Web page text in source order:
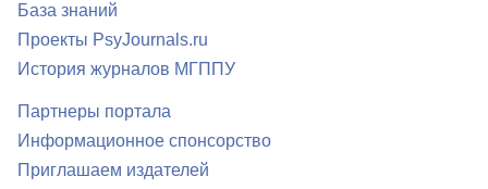
База знаний
Проекты PsyJournals.ru
История журналов МГППУ
Партнеры портала
Информационное спонсорство
Приглашаем издателей